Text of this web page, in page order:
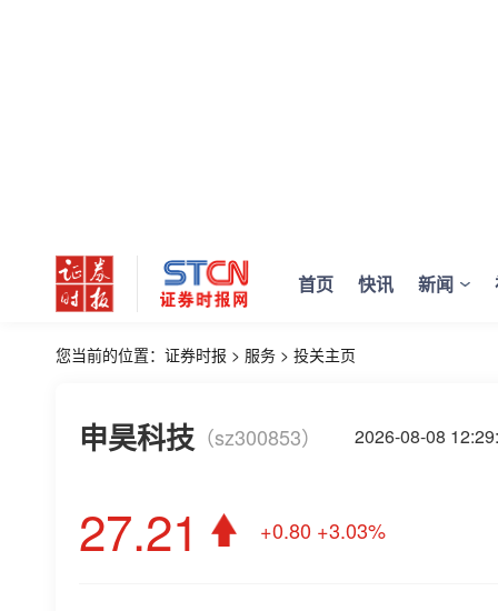
首页 快讯 新闻
您当前的位置： 证券时报 > 服务 > 投关主页
申昊科技 （sz300853） 2026-08-08
27.21 +0.80 +3.03%